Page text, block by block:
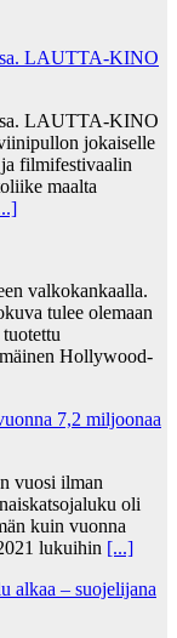
LAUTTA-KINO
LAUTTA-KINO
jokaiselle
filmifestivaalin
maalta
valkokankaalla.
tulee olemaan
Hollywood-
7,2 miljoonaa
vuosi ilman
oli
kuin vuonna
lukuihin [...]
alkaa – suojelijana